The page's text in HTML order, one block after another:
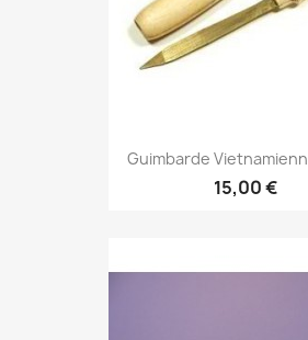
Guimbarde
15,00 €